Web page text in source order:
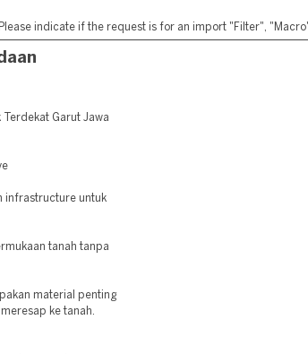
indicate if the request is for an import "Filter",
Garut Jawa
infrastructure untuk
tanah tanpa
material penting
ke tanah.